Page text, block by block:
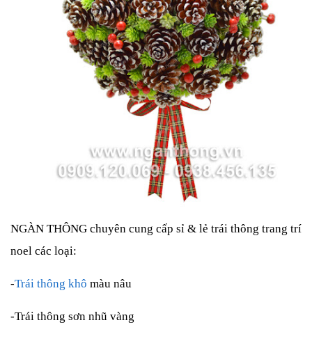
NGÀN THÔNG chuyên cung cấp sỉ & lẻ trái thông trang trí
noel các loại:
-Trái thông khô màu nâu
-Trái thông sơn nhũ vàng